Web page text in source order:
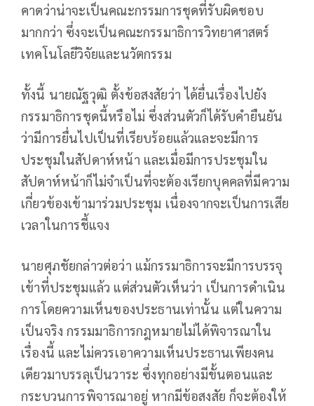
คาดว่าน่าจะเป็นคณะกรรมการชุดที่รับผิดชอบ
มากกว่า ซึ่งจะเป็นคณะกรรมาธิการวิทยาศาสตร์
เทคโนโลยีวิจัยและนวัตกรรม
ทั้งนี้ นายณัฐวุฒิ ตั้งข้อสงสัยว่า ได้ยื่นเรื่องไปยัง
กรรมาธิการชุดนี้หรือไม่ ซึ่งส่วนตัวก็ได้รับคำยืนยัน
ว่ามีการยื่นไปเป็นที่เรียบร้อยแล้วและจะมีการ
ประชุมในสัปดาห์หน้า และเมื่อมีการประชุมใน
สัปดาห์หน้าก็ไม่จำเป็นที่จะต้องเรียกบุคคลที่มีความ
เกี่ยวข้องเข้ามาร่วมประชุม เนื่องจากจะเป็นการเสีย
เวลาในการชี้แจง
นายศุภชัยกล่าวต่อว่า แม้กรรมาธิการจะมีการบรรจุ
เข้าที่ประชุมแล้ว แต่ส่วนตัวเห็นว่า เป็นการดำเนิน
การโดยความเห็นของประธานเท่านั้น แต่ในความ
เป็นจริง กรรมมาธิการกฎหมายไม่ได้พิจารณาใน
เรื่องนี้ และไม่ควรเอาความเห็นประธานเพียงคน
เดียวมาบรรลุเป็นวาระ ซึ่งทุกอย่างมีขั้นตอนและ
กระบวนการพิจารณาอยู่ หากมีข้อสงสัย ก็จะต้องให้